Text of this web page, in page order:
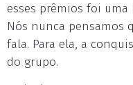
esses prêmios foi
Nós nunca pensamos
fala. Para ela, a
do grupo.